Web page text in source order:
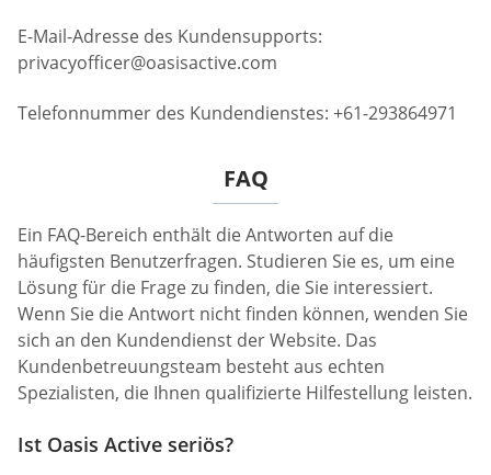
E-Mail-Adresse des Kundensupports:
privacyofficer@oasisactive.com
Telefonnummer des Kundendienstes: +61-293864971
FAQ
Ein FAQ-Bereich enthält die Antworten auf die
häufigsten Benutzerfragen. Studieren Sie es, um eine
Lösung für die Frage zu finden, die Sie interessiert.
Wenn Sie die Antwort nicht finden können, wenden Sie
sich an den Kundendienst der Website. Das
Kundenbetreuungsteam besteht aus echten
Spezialisten, die Ihnen qualifizierte Hilfestellung leisten.
Ist Oasis Active seriös?